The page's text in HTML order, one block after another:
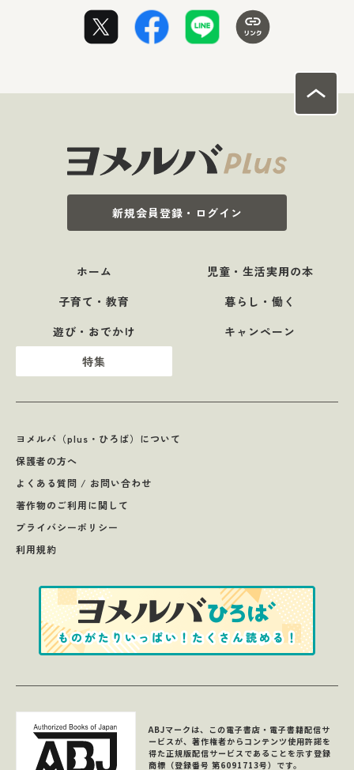
新規会員登録・ログイン
ホーム
児童・生活実用の本
子育て・教育
暮らし・働く
遊び・おでかけ
キャンペーン
特集
ヨメルバ（plus・ひろば）について
保護者の方へ
よくある質問 / お問い合わせ
著作物のご利用に関して
プライバシーポリシー
利用規約
ABJマークは、この電子書店・電子書籍配信サ
ービスが、著作権者からコンテンツ使用許諾を
得た正規版配信サービスであることを示す登録
商標（登録番号 第6091713号）です。